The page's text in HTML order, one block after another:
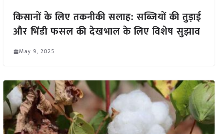
किसानों के लिए तकनीकी सलाह: सब्जियों की तुड़ाई
और भिंडी फसल की देखभाल के लिए विशेष सुझाव
May 9, 2025